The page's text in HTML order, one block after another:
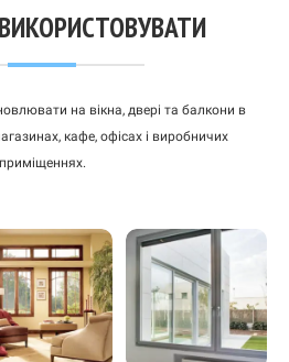
ВИКОРИСТОВУВАТИ
на вікна, двері та балкони в
кафе, офісах і виробничих
приміщеннях.